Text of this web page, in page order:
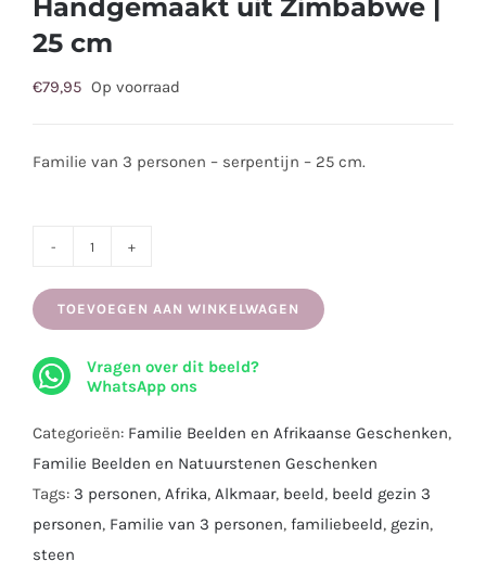
Handgemaakt uit Zimbabwe |
25 cm
€79,95 Op voorraad
Familie van 3 personen – serpentijn – 25 cm.
beeld
Gezin
3
personen’
uit
serpentijn
TOEVOEGEN AAN WINKELWAGEN
Vragen over dit beeld?
WhatsApp ons
Categorieën: Familie Beelden en Afrikaanse Geschenken,
Familie Beelden en Natuurstenen Geschenken
Tags: 3 personen, Afrika, Alkmaar, beeld, beeld gezin 3
personen, Familie van 3 personen, familiebeeld, gezin,
steen